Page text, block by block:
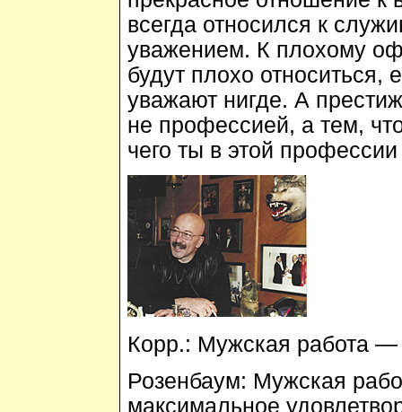
всегда относился к
уважением. К плохому
будут плохо
уважают нигде. А
не профессией, а тем,
чего ты в этой
Корр.: Мужская работа —
Розенбаум: Мужская
максимальное